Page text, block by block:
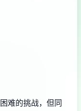
难的挑战，但同